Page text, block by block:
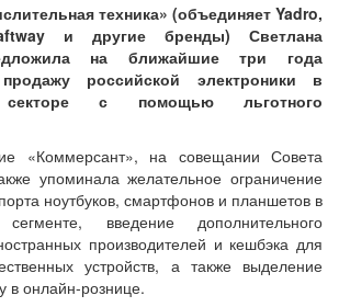
техника» (объединяет Yadro,
и другие бренды) Светлана
на ближайшие три года
российской электроники в
секторе с помощью льготного
«Коммерсант», на совещании Совета
упоминала желательное ограничение
ноутбуков, смартфонов и планшетов в
сегменте, введение дополнительного
производителей и кешбэка для
устройств, а также выделение
в онлайн-рознице.